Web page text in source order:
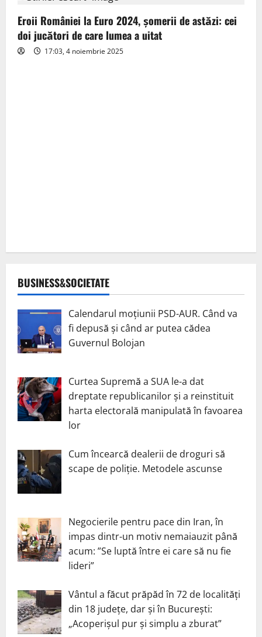
Eroii României la Euro 2024, șomerii de astăzi: cei
doi jucători de care lumea a uitat
17:03, 4 noiembrie 2025
BUSINESS&SOCIETATE
Calendarul moțiunii PSD-AUR. Când va
fi depusă și când ar putea cădea
Guvernul Bolojan
Curtea Supremă a SUA le-a dat
dreptate republicanilor și a reinstituit
harta electorală manipulată în favoarea
lor
Cum încearcă dealerii de droguri să
scape de poliție. Metodele ascunse
Negocierile pentru pace din Iran, în
impas dintr-un motiv nemaiauzit până
acum: ”Se luptă între ei care să nu fie
lideri”
Vântul a făcut prăpăd în 72 de localități
din 18 județe, dar și în București:
„Acoperișul pur și simplu a zburat”